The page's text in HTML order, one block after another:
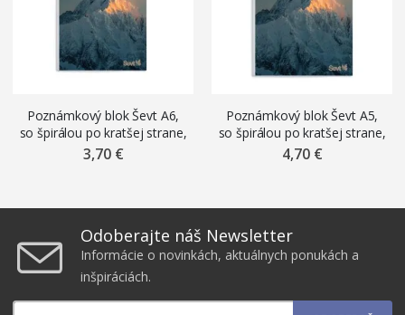
Poznámkový blok Ševt A6,
so špirálou po kratšej strane,
„Gerlach“, 2026, 80 listov,
linajkový
3,70 €
Poznámkový blok Ševt A5,
so špirálou po kratšej strane,
„Gerlach“, 2026, 80 listov,
linajkový
4,70 €
Odoberajte náš Newsletter
Informácie o novinkách, aktuálnych ponukách a
inšpiráciách.